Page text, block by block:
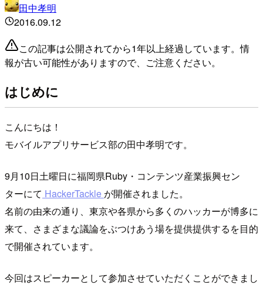
田中孝明
2016.09.12
この記事は公開されてから1年以上経過しています。情
報が古い可能性がありますので、ご注意ください。
はじめに
こんにちは！
モバイルアプリサービス部の田中孝明です。
9月10日土曜日に福岡県Ruby・コンテンツ産業振興セン
ターにて HackerTackle が開催されました。
名前の由来の通り、東京や各県から多くのハッカーが博多に
来て、さまざまな議論をぶつけあう場を提供提供するを目的
で開催されています。
今回はスピーカーとして参加させていただくことができまし